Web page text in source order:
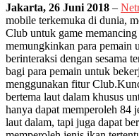
Jakarta, 26 Juni 2018 –
mobile terkemuka di dunia,
Club untuk game memancing
memungkinkan para pemain
berinteraksi dengan sesama
bagi para pemain untuk
menggunakan fitur Club.
bertema laut dalam khusus
hanya dapat memperoleh 84
laut dalam, tapi juga dapat